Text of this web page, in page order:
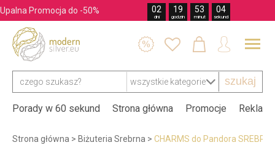
Upalna Promocja do -50% 02
dni
19
godzin
53
minut
03
sekund
szukaj
   
Porady w 60 sekund Strona główna Promocje
Strona główna > Biżuteria Srebrna > CHARMS do Pandora